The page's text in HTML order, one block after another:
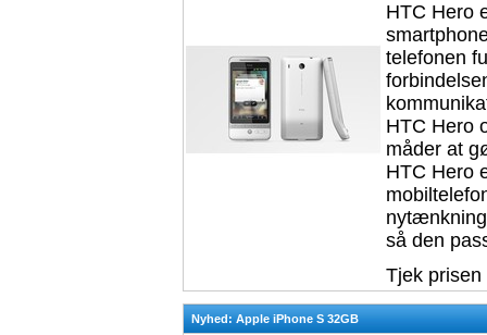
HTC Hero
telefonen
HTC Hero
måder at
HTC Hero
så den
Tjek
Nyhed: Apple iPhone S 32GB